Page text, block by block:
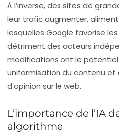
À l’inverse, des sites de
leur trafic augmenter,
lesquelles Google favorise
détriment des acteurs
modifications ont le potentiel
uniformisation du contenu et
d’opinion sur le web.
L’importance de l’IA
algorithme